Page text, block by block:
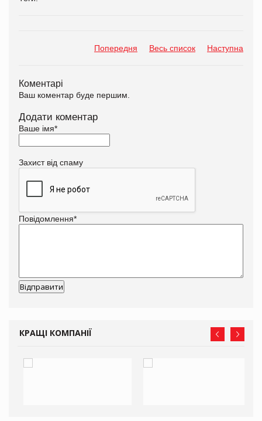
Попередня Весь список Наступна
Коментарі
Ваш коментар буде першим.
Додати коментар
Ваше імя*
Захист від спаму
Повідомлення*
КРАЩІ КОМПАНІЇ